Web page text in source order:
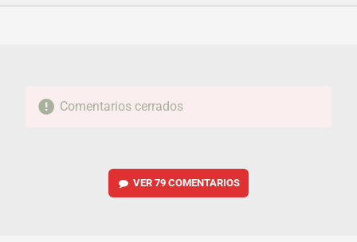
FACEBOOKTWITTERFLIPBOARD
E-
WHATSAPP
Comentarios cerrados
VER 79 COMENTARIOS